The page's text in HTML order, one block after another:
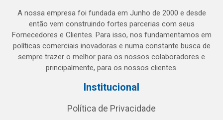
A nossa empresa foi fundada em Junho de 2000 e desde
então vem construindo fortes parcerias com seus
Fornecedores e Clientes. Para isso, nos fundamentamos em
políticas comerciais inovadoras e numa constante busca de
sempre trazer o melhor para os nossos colaboradores e
principalmente, para os nossos clientes.
Institucional
Política de Privacidade